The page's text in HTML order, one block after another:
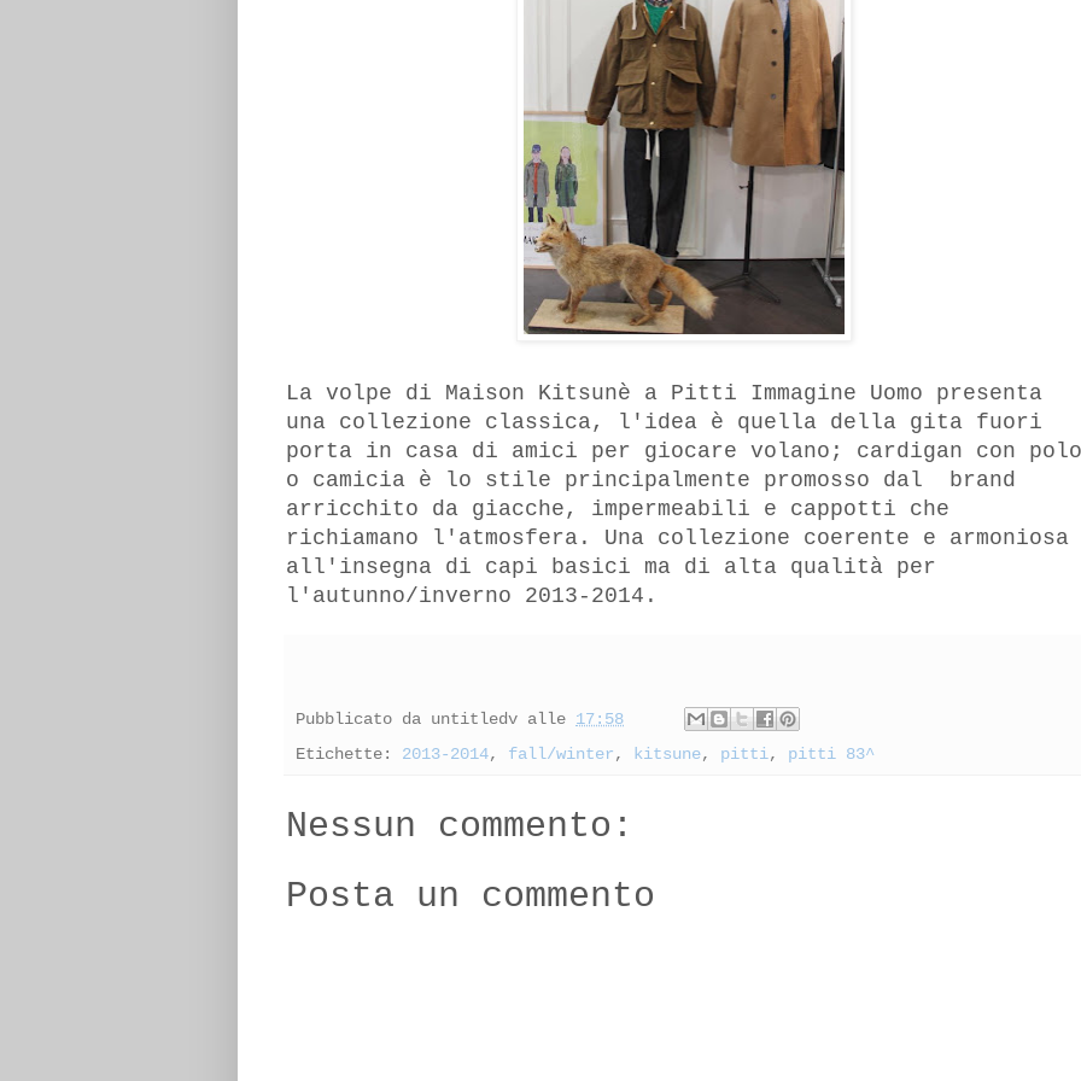
La volpe di Maison Kitsunè a Pitti Immagine Uomo presenta
una collezione classica, l'idea è quella della gita fuori
porta in casa di amici per giocare volano; cardigan con polo
o camicia è lo stile principalmente promosso dal brand
arricchito da giacche, impermeabili e cappotti che
richiamano l'atmosfera. Una collezione coerente e armoniosa
all'insegna di capi basici ma di alta qualità per
l'autunno/inverno 2013-2014.
Pubblicato da untitledv alle 17:58
Etichette: 2013-2014, fall/winter, kitsune, pitti, pitti 83^
Nessun commento:
Posta un commento